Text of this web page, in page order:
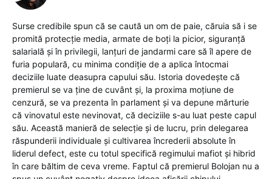
Surse credibile spun că se caută un om de paie, căruia să i se
promită protecție media, armate de boți la picior, siguranță
salarială și în privilegii, lanțuri de jandarmi care să îl apere de
furia populară, cu minima condiție de a aplica întocmai
deciziile luate deasupra capului său. Istoria dovedește că
premierul se va ține de cuvânt și, la proxima moțiune de
cenzură, se va prezenta în parlament și va depune mărturie
că vinovatul este nevinovat, că deciziile s-au luat peste capul
său. Această manieră de selecție și de lucru, prin delegarea
răspunderii individuale și cultivarea încrederii absolute în
liderul defect, este cu totul specifică regimului mafiot și hibrid
în care băltim de ceva vreme. Faptul că premierul Bolojan nu a